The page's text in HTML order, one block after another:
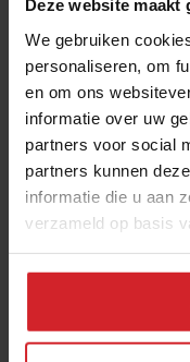
Deze website
We gebruiken
personaliseren, om
en om ons
informatie over uw
partners voor social
partners kunnen
informatie die u aan
verzameld op basis
foodrecensent van
verband van
Verwezen wordt
chocolade met
en kaneelbroodjes
10. Dropsnob
Iemand die hoge
van drop wordt ook
Dropauteur
in een interview als
liefst voor